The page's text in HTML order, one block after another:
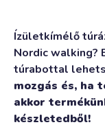
Ízületkímélő
Nordic walking?
túrabottal
mozgás és, ha
akkor
készletedből!